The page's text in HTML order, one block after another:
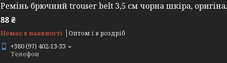
Ремінь брючний trouser belt 3,5 см чорна шкіра,
88 ₴
Немає в наявності Оптом і в роздріб
+380 (97) 402-13-33
Телефон